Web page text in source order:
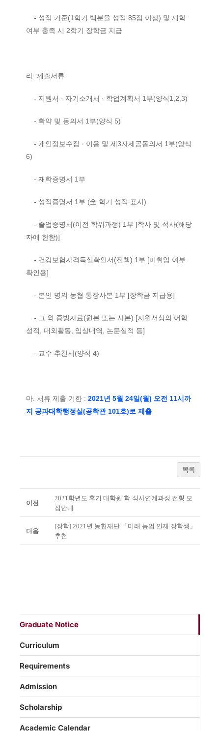
- 성적 기준(1학기 백분율 성적 85점 이상) 및 재학
여부 충족 시 2학기 장학금 지급
라. 제출서류
- 지원서 · 자기소개서 · 학업계획서 1부(양식1,2,3)
- 확약 및 동의서 1부(양식 5)
- 개인정보수집 · 이용 및 제3자제공동의서 1부(양식
6)
- 재학증명서 1부
- 성적증명서 1부 (全 학기 성적 표시)
- 졸업증명서(이전 학위과정) 1부 [학사 및 석사(해당
자에 한함)]
- 건강보험자격득실확인서(전첵) 1부 [미취업 여부
확인용]
- 본인 명의 농협 통장사본 1부 [장학금 지급용]
- 그 외 증빙자료(원본 또는 사본) [지원서상의 어학
성적, 대외활동, 입상내역, 논문실적 등]
- 교수 추천서(양식 4)
마. 서류 제출 기한 : 2021년 5월 24일(월) 오전 11시까
지 공과대학행정실(공학관 101호)로 제출
목록
이전
2021학년도 후기 대학원 학·석사연계과정 전형 모
집안내
다음
[장학] 2021년 농협재단 「미래 농업 인재 장학생」
추천
Graduate Notice
Curriculum
Requirements
Admission
Scholarship
Academic Calendar